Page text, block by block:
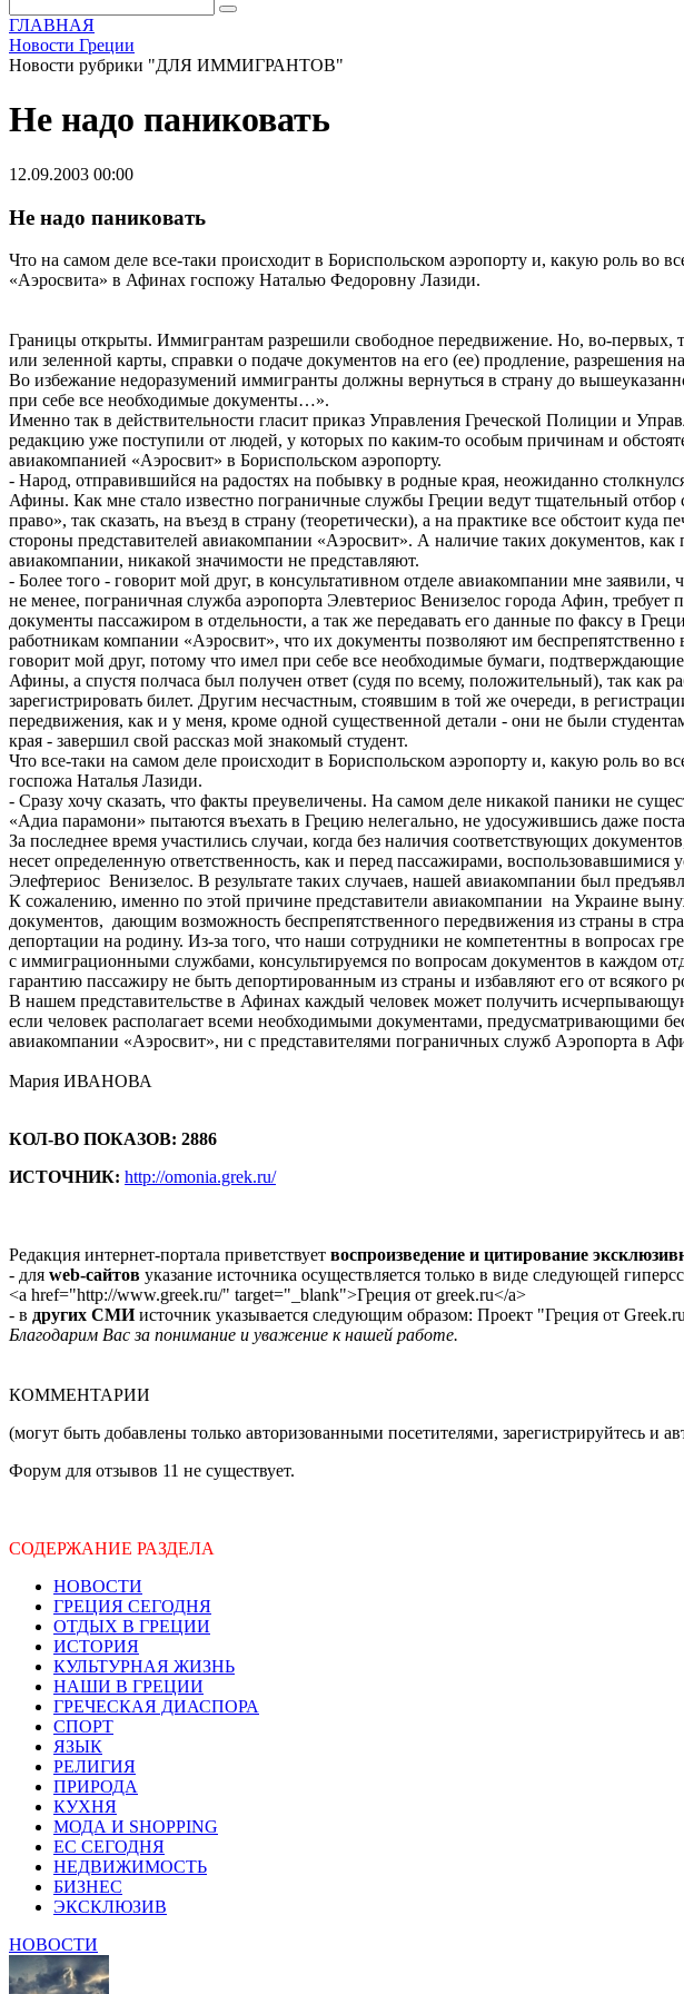
ГЛАВНАЯ
Новости Греции
Новости рубрики "ДЛЯ ИММИГРАНТОВ"
Не надо паниковать
12.09.2003 00:00
Не надо паниковать
Что на самом деле все-таки происходит в Бориспольском аэропорту и, какую роль во
«Аэроcвита» в Афинах госпожу Наталью Федоровну Лазиди.
Границы открыты. Иммигрантам разрешили свободное передвижение. Но, во-первых,
или зеленной карты, справки о подаче документов на его (ее) продление, разрешения
Во избежание недоразумений иммигранты должны вернуться в страну до
при себе все необходимые документы…».
Именно так в действительности гласит приказ Управления Греческой Полиции и
редакцию уже поступили от людей, у которых по каким-то особым причинам и
авиакомпанией «Аэроcвит» в Бориспольском аэропорту.
- Народ, отправившийся на радостях на побывку в родные края, неожиданно
Афины. Как мне стало известно пограничные службы Греции ведут тщательный
право», так сказать, на въезд в страну (теоретически), а на практике все обстоит
стороны представителей авиакомпании «Аэроcвит». А наличие таких документов,
авиакомпании, никакой значимости не представляют.
- Более того - говорит мой друг, в консультативном отделе авиакомпании мне
не менее, пограничная служба аэропорта Элевтериос Венизелос города Афин,
документы пассажиром в отдельности, а так же передавать его данные по факсу в
работникам компании «Аэроcвит», что их документы позволяют им
говорит мой друг, потому что имел при себе все необходимые бумаги,
Афины, а спустя полчаса был получен ответ (судя по всему, положительный), так
зарегистрировать билет. Другим несчастным, стоявшим в той же очереди, в
передвижения, как и у меня, кроме одной существенной детали - они не были
края - завершил свой рассказ мой знакомый студент.
Что все-таки на самом деле происходит в Бориспольском аэропорту и, какую роль во
госпожа Наталья Лазиди.
- Сразу хочу сказать, что факты преувеличены. На самом деле никакой паники не
«Адиа парамони» пытаются въехать в Грецию нелегально, не удосужившись даже
За последнее время участились случаи, когда без наличия соответствующих
несет определенную ответственность, как и перед пассажирами,
Элефтериос Венизелос. В результате таких случаев, нашей авиакомпании был
К сожалению, именно по этой причине представители авиакомпании на Украине
документов, дающим возможность беспрепятственного передвижения из страны в
депортации на родину. Из-за того, что наши сотрудники не компетентны в вопросах
с иммиграционными службами, консультируемся по вопросам документов в каждом
гарантию пассажиру не быть депортированным из страны и избавляют его от всякого
В нашем представительстве в Афинах каждый человек может получить
если человек располагает всеми необходимыми документами, предусматривающими
авиакомпании «Аэроcвит», ни с представителями пограничных служб Аэропорта в
Мария ИВАНОВА
КОЛ-ВО ПОКАЗОВ: 2886
ИСТОЧНИК: http://omonia.grek.ru/
Редакция интернет-портала приветствует воспроизведение и цитирование
- для web-сайтов указание источника осуществляется только в виде следующей
<a href="http://www.greek.ru/" target="_blank">Греция от greek.ru</a>
- в других СМИисточник указывается следующим образом: Проект "Греция от
Благодарим Вас за понимание и уважение к нашей работе.
КОММЕНТАРИИ
(могут быть добавлены только авторизованными посетителями, зарегистрируйтесь и
Форум для отзывов 11 не существует.
СОДЕРЖАНИЕ РАЗДЕЛА
НОВОСТИ
ГРЕЦИЯ СЕГОДНЯ
ОТДЫХ В ГРЕЦИИ
ИСТОРИЯ
КУЛЬТУРНАЯ ЖИЗНЬ
НАШИ В ГРЕЦИИ
ГРЕЧЕСКАЯ ДИАСПОРА
СПОРТ
ЯЗЫК
РЕЛИГИЯ
ПРИРОДА
КУХНЯ
МОДА И SHOPPING
ЕС СЕГОДНЯ
НЕДВИЖИМОСТЬ
БИЗНЕС
ЭКСКЛЮЗИВ
НОВОСТИ